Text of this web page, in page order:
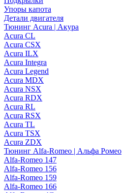
Упоры капота
Детали двигателя
Тюнинг Acura | Акура
Acura CL
Acura CSX
Acura ILX
Acura Integra
Acura Legend
Acura MDX
Acura NSX
Acura RDX
Acura RL
Acura RSX
Acura TL
Acura TSX
Acura ZDX
Тюнинг Alfa-Romeo | Альфа Ромео
Alfa-Romeo 147
Alfa-Romeo 156
Alfa-Romeo 159
Alfa-Romeo 166